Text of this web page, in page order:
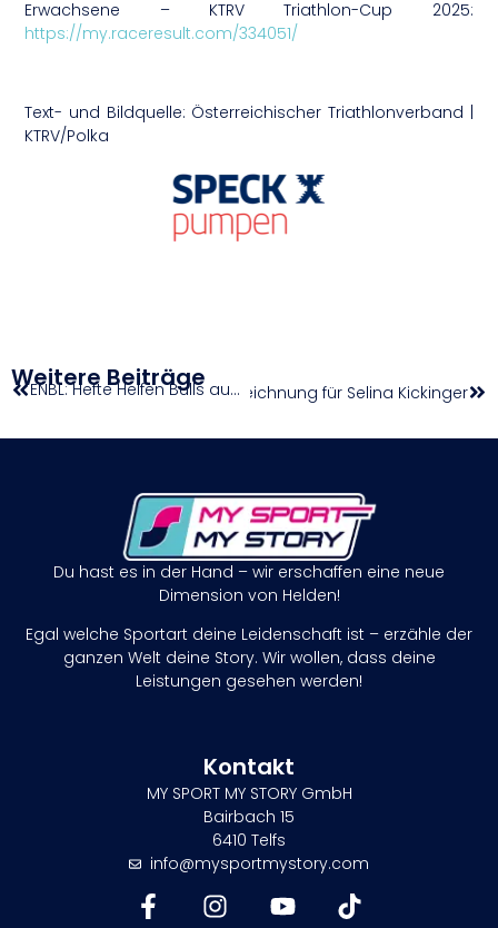
Erwachsene – KTRV Triathlon-Cup 2025:
https://my.raceresult.com/334051/
Text- und Bildquelle: Österreichischer Triathlonverband |
KTRV/Polka
Weitere Beiträge ENBL: Hefte Helfen Bulls auswärts in Lettland!
Heeres-Auszeichnung für Selina Kickinger
Du hast es in der Hand – wir erschaffen eine neue
Dimension von Helden!
Egal welche Sportart deine Leidenschaft ist – erzähle der
ganzen Welt deine Story. Wir wollen, dass deine
Leistungen gesehen werden!
Kontakt
MY SPORT MY STORY GmbH
Bairbach 15
6410 Telfs
info@mysportmystory.com